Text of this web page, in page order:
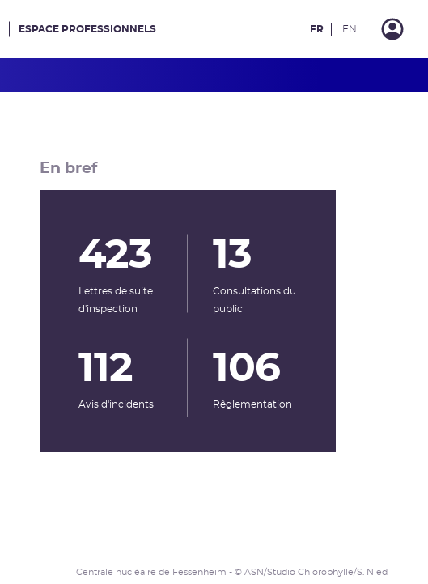
ESPACE PROFESSIONNELS FR EN
En bref
423
Lettres de suite
d'inspection
13
Consultations du
public
112
Avis d'incidents
106
Rêglementation
Centrale nucléaire de Fessenheim - © ASN/Studio Chlorophylle/S. Nied